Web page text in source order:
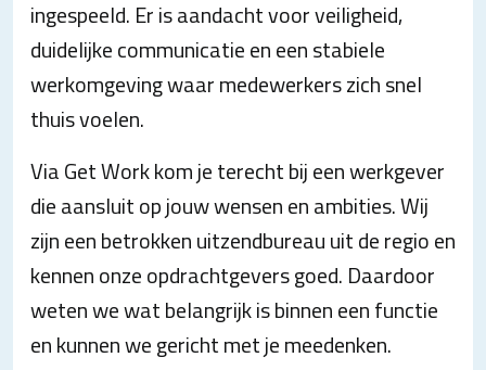
ingespeeld. Er is aandacht voor veiligheid,
duidelijke communicatie en een stabiele
werkomgeving waar medewerkers zich snel
thuis voelen.
Via Get Work kom je terecht bij een werkgever
die aansluit op jouw wensen en ambities. Wij
zijn een betrokken uitzendbureau uit de regio en
kennen onze opdrachtgevers goed. Daardoor
weten we wat belangrijk is binnen een functie
en kunnen we gericht met je meedenken.